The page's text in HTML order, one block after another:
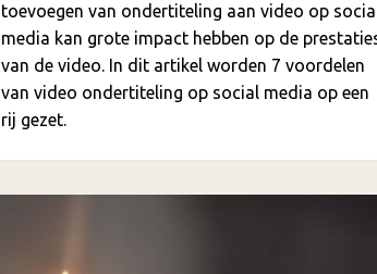
toevoegen van ondertiteling aan video op
media kan grote impact hebben op de
van de video. In dit artikel worden 7 voordelen
van video ondertiteling op social media op een
rij gezet.